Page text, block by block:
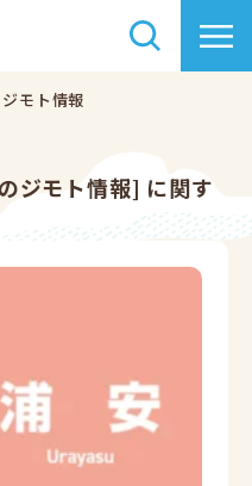
モト情報
ジモト情報] に関す